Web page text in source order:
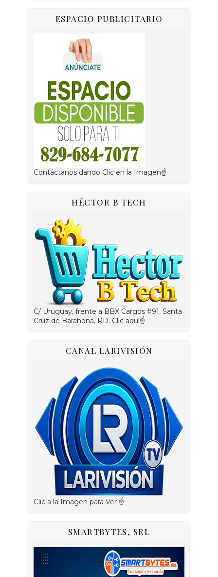
ESPACIO PUBLICITARIO
Contáctanos dando Clic en la Imagen☝
HÉCTOR B TECH
C/ Uruguay, frente a BBX Cargos #91, Santa
Cruz de Barahona, RD. Clic aquí☝
CANAL LARIVISIÓN
Clic a la Imagen para Ver ☝️
SMARTBYTES, SRL